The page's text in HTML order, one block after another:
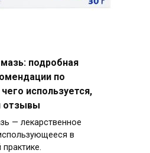
подробная
по
используется,
отзывы
— лекарственное
в